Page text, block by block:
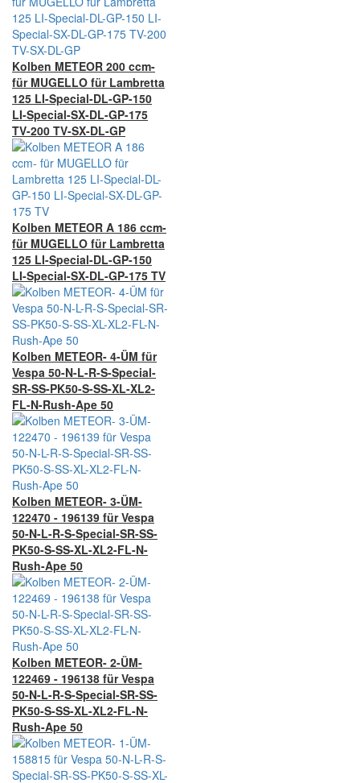
Kolben METEOR 200 ccm-
für MUGELLO für Lambretta
125 LI-Special-DL-GP-150
LI-Special-SX-DL-GP-175
TV-200 TV-SX-DL-GP
Kolben METEOR A 186 ccm-
für MUGELLO für Lambretta
125 LI-Special-DL-GP-150
LI-Special-SX-DL-GP-175 TV
Kolben METEOR- 4-ÜM für
Vespa 50-N-L-R-S-Special-
SR-SS-PK50-S-SS-XL-XL2-
FL-N-Rush-Ape 50
Kolben METEOR- 3-ÜM-
122470 - 196139 für Vespa
50-N-L-R-S-Special-SR-SS-
PK50-S-SS-XL-XL2-FL-N-
Rush-Ape 50
Kolben METEOR- 2-ÜM-
122469 - 196138 für Vespa
50-N-L-R-S-Special-SR-SS-
PK50-S-SS-XL-XL2-FL-N-
Rush-Ape 50